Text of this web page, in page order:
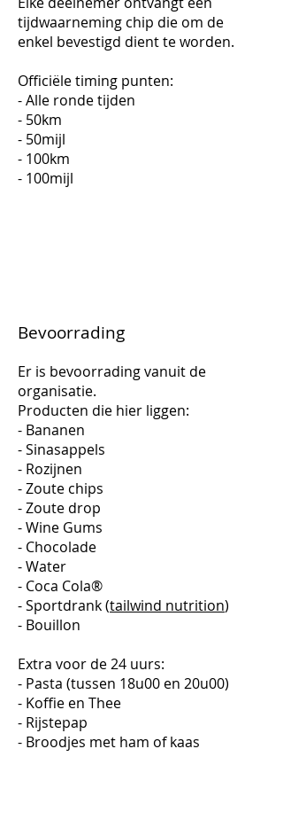
tijdwaarneming chip die om de
enkel bevestigd dient te worden.
Officiële timing punten:
- Alle ronde tijden
- 50km
- 50mijl
- 100km
- 100mijl
Bevoorrading
Er is bevoorrading vanuit de
organisatie.
Producten die hier liggen:
- Bananen
- Sinasappels
- Rozijnen
- Zoute chips
- Zoute drop
- Wine Gums
- Chocolade
- Water
- Coca Cola®
- Sportdrank (tailwind nutrition)
- Bouillon
Extra voor de 24 uurs:
- Pasta (tussen 18u00 en 20u00)
- Koffie en Thee
- Rijstepap
- Broodjes met ham of kaas